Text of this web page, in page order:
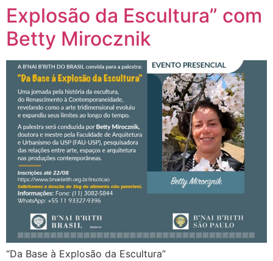
Explosão da Escultura” com
Betty Mirocznik
“Da Base à Explosão da Escultura”